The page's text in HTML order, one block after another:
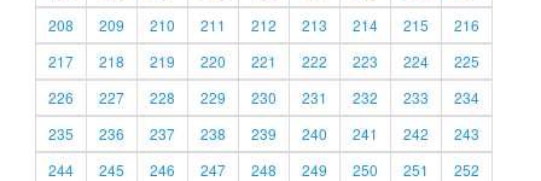
208
209 210 211 212 213 214 215
216
217
218 219 220 221 222 223 224
225
226
227 228 229 230 231 232 233
234
235
236 237 238 239 240 241 242
243
244
245 246 247 248 249 250 251
252